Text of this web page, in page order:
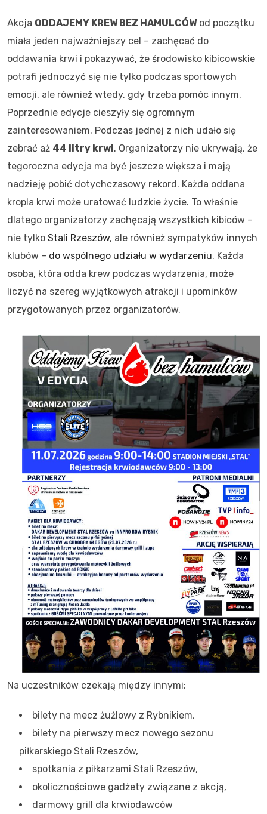
Akcja ODDAJEMY KREW BEZ HAMULCÓWod początku
miała jeden najważniejszy cel – zachęcać do
oddawania krwi i pokazywać, że środowisko kibicowskie
potrafi jednoczyć się nie tylko podczas sportowych
emocji, ale również wtedy, gdy trzeba pomóc innym.
Poprzednie edycje cieszyły się ogromnym
zainteresowaniem. Podczas jednej z nich udało się
zebrać aż 44 litry krwi. Organizatorzy nie ukrywają, że
tegoroczna edycja ma być jeszcze większa i mają
nadzieję pobić dotychczasowy rekord. Każda oddana
kropla krwi może uratować ludzkie życie. To właśnie
dlatego organizatorzy zachęcają wszystkich kibiców –
nie tylko Stali Rzeszów, ale również sympatyków innych
klubów – do wspólnego udziału w wydarzeniu. Każda
osoba, która odda krew podczas wydarzenia, może
liczyć na szereg wyjątkowych atrakcji i upominków
przygotowanych przez organizatorów.
Na uczestników czekają między innymi:
bilety na mecz żużlowy z Rybnikiem,
bilety na pierwszy mecz nowego sezonu
piłkarskiego Stali Rzeszów,
spotkania z piłkarzami Stali Rzeszów,
okolicznościowe gadżety związane z akcją,
darmowy grill dla krwiodawców